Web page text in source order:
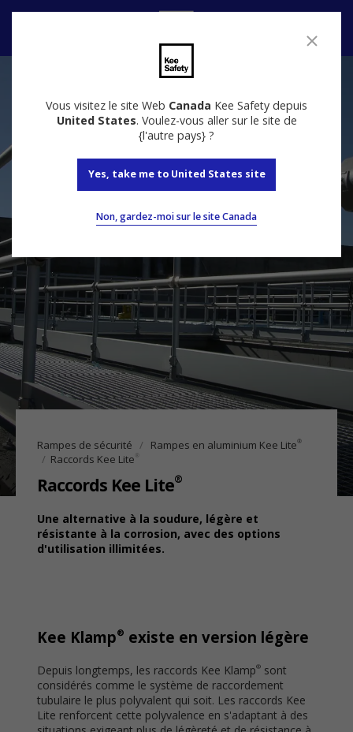
Vous visitez le site Web Canada Kee Safety depuis
United States. Voulez-vous aller sur le site de
{l'autre pays} ?
Yes, take me to United States site
Non, gardez-moi sur le site Canada
Rampes de sécurité Rampes en aluminium Kee Lite®
Raccords Kee Lite ®
Raccords Kee Lite®
Une alternative à la soudure, légère et
résistante à la corrosion, avec des options
d'utilisation illimitées.
Kee Klamp® existe en version légère
Depuis longtemps, les raccords Kee Klamp®sont
considérés comme le système de raccordement
tubulaire le plus polyvalent qui soit. Les raccords Kee
Lite renforcent cette polyvalence en s'adaptant à des